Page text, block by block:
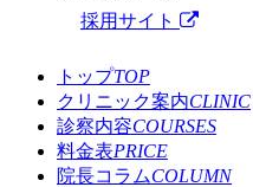
採用サイト
トップTOP
クリニック案内CLINIC
診察内容COURSES
料金表PRICE
院長コラムCOLUMN